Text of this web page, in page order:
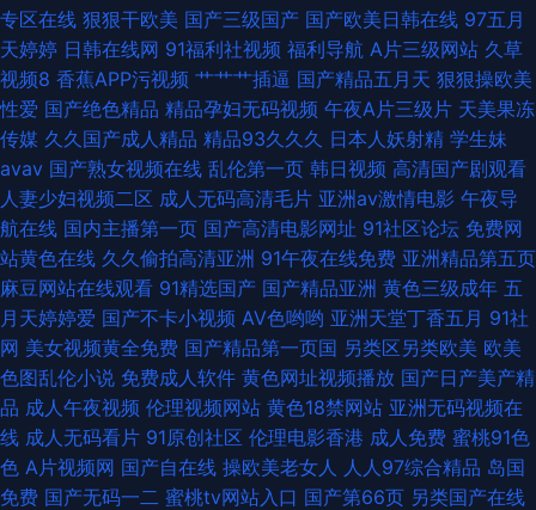
香蕉AV国产 欧美日韩中出 91精品天堂 AVAV成人天堂 91麻豆香蕉 国产伊人
久久五月 欧美人妖 先锋AV中文网 91极品网站 欧美三区精品 福利社午夜影院
91超碰人人看 欧美激情专区下一页 久久超碰福利 东京热在线网址蜜桃 福利
色情导航 日韩欧美 色9精品 老司机福利精品 91麻豆天美传媒在线 精品国产
福利 色欲久久99精品久久 少妇做爱 91啦国产剧情 国产熟女91 欧洲www视
频 91蜜臀在线观看入口 影音先锋AV无码网 偷拍探花在线网站
专区在线 狠狠干欧美 国产三级国产 国产欧美日韩在线 97五月
天婷婷 日韩在线网 91福利社视频 福利导航 A片三级网站 久草
视频8 香蕉APP污视频 艹艹艹插逼 国产精品五月天 狠狠操欧美
性爱 国产绝色精品 精品孕妇无码视频 午夜A片三级片 天美果冻
传媒 久久国产成人精品 精品93久久久 日本人妖射精 学生妹
avav 国产熟女视频在线 乱伦第一页 韩日视频 高清国产剧观看
人妻少妇视频二区 成人无码高清毛片 亚洲av激情电影 午夜导
航在线 国内主播第一页 国产高清电影网址 91社区论坛 免费网
站黄色在线 久久偷拍高清亚洲 91午夜在线免费 亚洲精品第五页
麻豆网站在线观看 91精选国产 国产精品亚洲 黄色三级成年 五
月天婷婷爱 国产不卡小视频 AV色哟哟 亚洲天堂丁香五月 91社
网 美女视频黄全免费 国产精品第一页国 另类区另类欧美 欧美
色图乱伦小说 免费成人软件 黄色网址视频播放 国产日产美产精
品 成人午夜视频 伦理视频网站 黄色18禁网站 亚洲无码视频在
线 成人无码看片 91原创社区 伦理电影香港 成人免费 蜜桃91色
色 A片视频网 国产自在线 操欧美老女人 人人97综合精品 岛国
免费 国产无码一二 蜜桃tv网站入口 国产第66页 另类国产在线